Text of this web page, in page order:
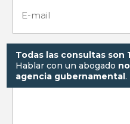
¿Cómo
pasó
Todas las consultas son
Hablar con un abogado
agencia gubernamental.